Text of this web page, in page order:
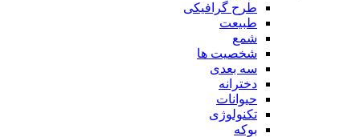
طرح گرافیکی
طبیعت
شمع
شخصیت ها
سه بعدی
دخترانه
حیوانات
تکنولوژی
بوکه